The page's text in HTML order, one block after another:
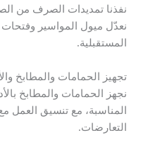
نفذنا تمديدات الصرف من
نعدّل ميول المواسير وفتحات
المستقبلية.
تجهيز الحمامات والمطابخ
نجهز الحمامات والمطابخ
المناسبة، مع تنسيق العمل مع
التعارضات.